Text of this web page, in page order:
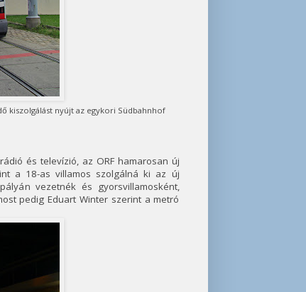
kiszolgálást nyújt az egykori Südbahnhof
és televízió, az ORF hamarosan új
a 18-as villamos szolgálná ki az új
vezetnék és gyorsvillamosként,
pedig Eduart Winter szerint a metró